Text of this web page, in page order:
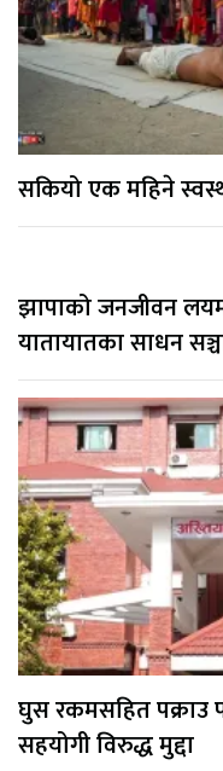
सकियो एक महिने
झापाको जनजीवन
यातायातका साधन
घुस रकमसहित पक्राउ
सहयोगी विरुद्ध मुद्दा